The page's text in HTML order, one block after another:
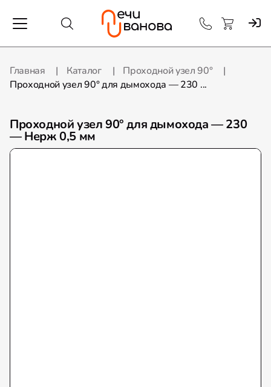
Главная Каталог
Проходной узел 90°
Проходной узел 90° для дымохода — 230 ...
Проходной узел 90° для дымохода — 230
— Нерж 0,5 мм